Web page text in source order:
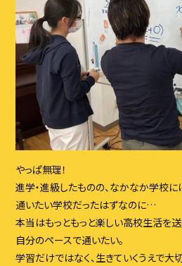
やっぱ無理！
進学・進級したものの、なかなか学校
通いたい学校だったはずなのに…
本当はもっともっと楽しい高校生活を送
自分のペースで通いたい。
学習だけではなく、生きていくうえで大